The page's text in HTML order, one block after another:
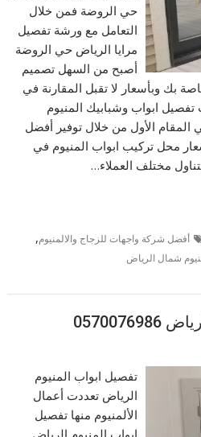
حي الروضة فمن خلال
التعامل مع ورشة تفصيل
مرايا الرياض حي الروضة
أصبح من السهل تصميم
بك وبأسعار لا تقبل المقارنة في
ابواب وشبابيك المنيوم
الأول من خلال توفير أفضل
محل تركيب ابواب المنيوم في
مختلف العملاء…
أفضل شركة واجهات للزجاج والالمنيوم,
شمال الرياض
تفصيل ابواب المنيوم
الرياض تعددت أعمال
الألمنيوم منها تفصيل
ابواب المنيوم الرياض